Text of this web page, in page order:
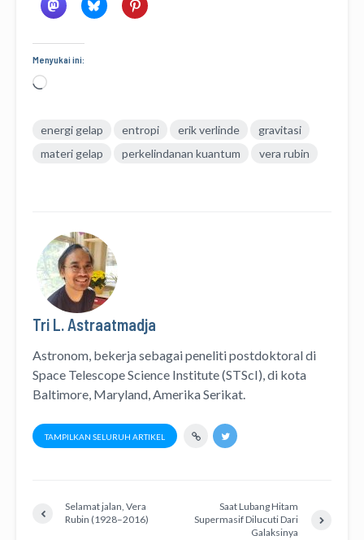
Menyukai ini:
Memuat...
energi gelap entropi erik verlinde
gravitasi
materi gelap
perkelindanan kuantum vera rubin
Tri L. Astraatmadja
Astronom, bekerja sebagai peneliti postdoktoral di
Space Telescope Science Institute (STScI), di kota
Baltimore, Maryland, Amerika Serikat.
TAMPILKAN SELURUH ARTIKEL
Selamat jalan, Vera
Rubin (1928–2016)
Saat Lubang Hitam
Supermasif Dilucuti Dari
Galaksinya